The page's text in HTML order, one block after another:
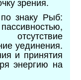
знаку Рыб:
уединения.
и принятия
энергию на